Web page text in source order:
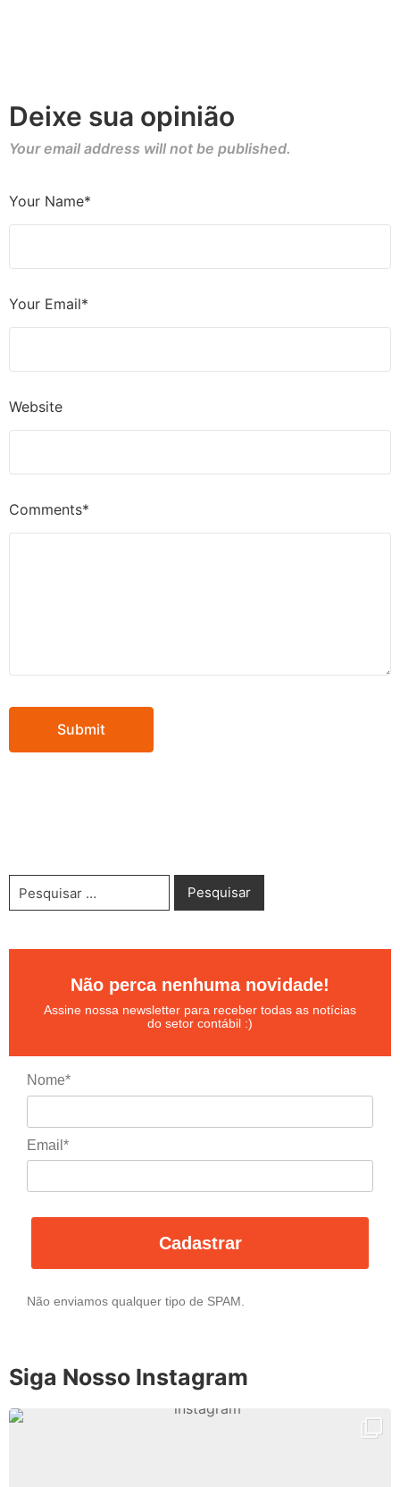
Deixe sua opinião
Your email address will not be published.
Comments*
Your Name*
Your Email*
Website
Não perca nenhuma novidade!
Assine nossa newsletter para receber todas as notícias
do setor contábil :)
Nome*
Email*
Cadastrar
Não enviamos qualquer tipo de SPAM.
Siga Nosso Instagram